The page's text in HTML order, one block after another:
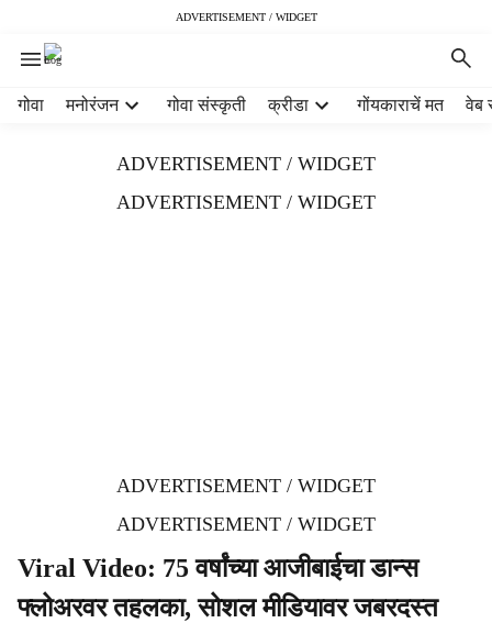
ADVERTISEMENT / WIDGET
गोवा मनोरंजन गोवा संस्कृती क्रीडा गोंयकाराचें मत वेब
ADVERTISEMENT / WIDGET
ADVERTISEMENT / WIDGET
ADVERTISEMENT / WIDGET
ADVERTISEMENT / WIDGET
Viral Video: 75 वर्षांच्या आजीबाईचा डान्स
फ्लोअरवर तहलका, सोशल मीडियावर जबरदस्त